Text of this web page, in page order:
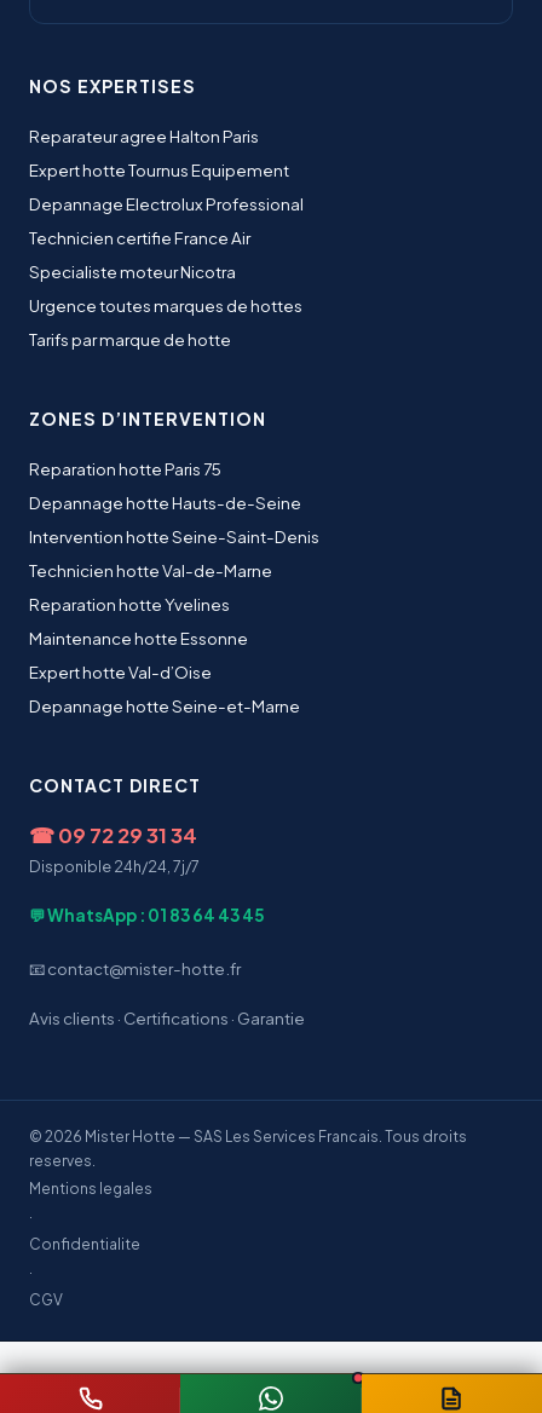
NOS EXPERTISES
Reparateur agree Halton Paris
Expert hotte Tournus Equipement
Depannage Electrolux Professional
Technicien certifie France Air
Specialiste moteur Nicotra
Urgence toutes marques de hottes
Tarifs par marque de hotte
ZONES D’INTERVENTION
Reparation hotte Paris 75
Depannage hotte Hauts-de-Seine
Intervention hotte Seine-Saint-Denis
Technicien hotte Val-de-Marne
Reparation hotte Yvelines
Maintenance hotte Essonne
Expert hotte Val-d’Oise
Depannage hotte Seine-et-Marne
CONTACT DIRECT
☎09 72 29 31 34
Disponible 24h/24, 7j/7
💬 WhatsApp : 01 83 64 43 45
📧 contact@mister-hotte.fr
Avis clients · Certifications · Garantie
© 2026 Mister Hotte — SAS Les Services Francais. Tous droits
reserves.
Mentions legales
·
Confidentialite
·
CGV